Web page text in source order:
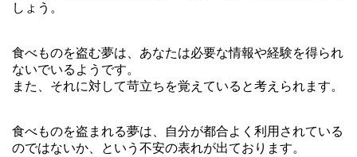
しょう。
食べものを盗む夢は、あなたは必要な情報や経験を得られ
ないでいるようです。
また、それに対して苛立ちを覚えていると考えられます。
食べものを盗まれる夢は、自分が都合よく利用されている
のではないか、という不安の表れが出ております。